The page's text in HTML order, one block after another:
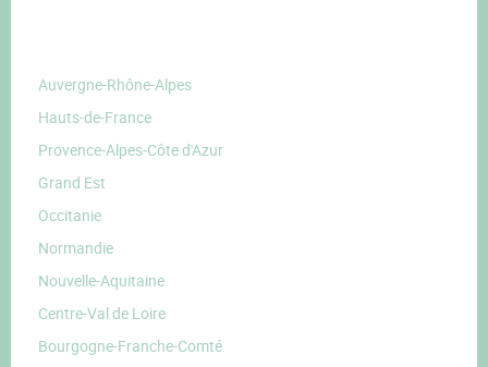
Auvergne-Rhône-Alpes
Hauts-de-France
Provence-Alpes-Côte d'Azur
Grand Est
Occitanie
Normandie
Nouvelle-Aquitaine
Centre-Val de Loire
Bourgogne-Franche-Comté